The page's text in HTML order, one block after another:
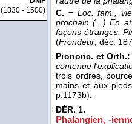
(1330 - 1500)
C. − Loc. fam.,
prochain (...) En
façons étranges,
(Frondeur, déc.
Prononc. et Orth.:
contenue
trois ordres,
mains et aux
p.1173b).
DÉR. 1.
Phalangien, -